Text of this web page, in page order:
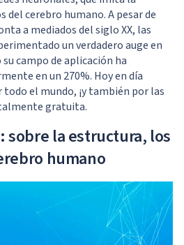
cerebro humano. A pesar de
a mediados del siglo XX, las
un verdadero auge en
campo de aplicación ha
en un 270%. Hoy en día
el mundo, ¡y también por las
gratuita.
sobre la estructura, los
humano